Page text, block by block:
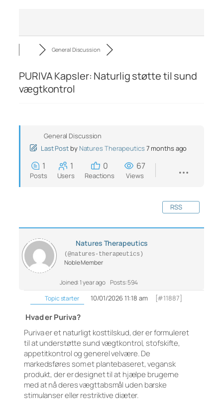
General Discussion
PURIVA Kapsler: Naturlig støtte til sund
vægtkontrol
General Discussion
Last Post by Natures Therapeutics7 months ago
1
Posts
1
Users
0
Reactions
67
Views
RSS
Natures Therapeutics
(@natures-therapeutics)
Noble Member
Joined: 1 year ago Posts: 594
Topic starter
10/01/2026 11:18 am [#11887]
Hvad er Puriva?
Puriva er et naturligt kosttilskud, der er formuleret
til at understøtte sund vægtkontrol, stofskifte,
appetitkontrol og generel velvære. De
markedsføres som et plantebaseret, vegansk
produkt, der er designet til at hjælpe brugerne
med at nå deres vægttabsmål uden barske
stimulanser eller restriktive diæter.